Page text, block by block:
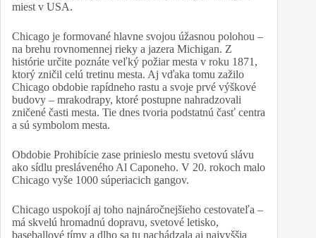
miest v USA.
Chicago je formované hlavne svojou úžasnou polohou –
na brehu rovnomennej rieky a jazera Michigan. Z
histórie určite poznáte veľký požiar mesta v roku 1871,
ktorý zničil celú tretinu mesta. Aj vďaka tomu zažilo
Chicago obdobie rapídneho rastu a svoje prvé výškové
budovy – mrakodrapy, ktoré postupne nahradzovali
zničené časti mesta. Tie dnes tvoria podstatnú časť centra
a sú symbolom mesta.
Obdobie Prohibície zase prinieslo mestu svetovú slávu
ako sídlu presláveného Al Caponeho. V 20. rokoch malo
Chicago vyše 1000 súperiacich gangov.
Chicago uspokojí aj toho najnáročnejšieho cestovateľa –
má skvelú hromadnú dopravu, svetové letisko,
baseballové tímy a dlho sa tu nachádzala aj najvyššia